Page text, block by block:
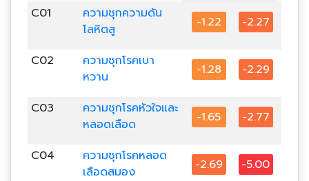
C01
ความชุกความดัน
โลหิตสู
-1.22 -2.27
C02
ความชุกโรคเบา
หวาน
-1.28 -2.29
C03
ความชุกโรคหัวใจและ
หลอดเลือด
-1.65 -2.77
C04
ความชุกโรคหลอด
เลือดสมอง
-2.69 -5.00